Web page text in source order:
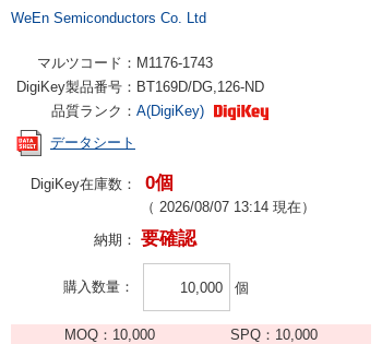
WeEn Semiconductors Co. Ltd
マルツコード： M1176-1743
DigiKey製品番号： BT169D/DG,126-ND
品質ランク： A(DigiKey)
データシート
DigiKey在庫数： 0個
（ 2026/08/07 13:14 現在）
納期： 要確認
購入数量 個
MOQ： 10,000 SPQ： 10,000